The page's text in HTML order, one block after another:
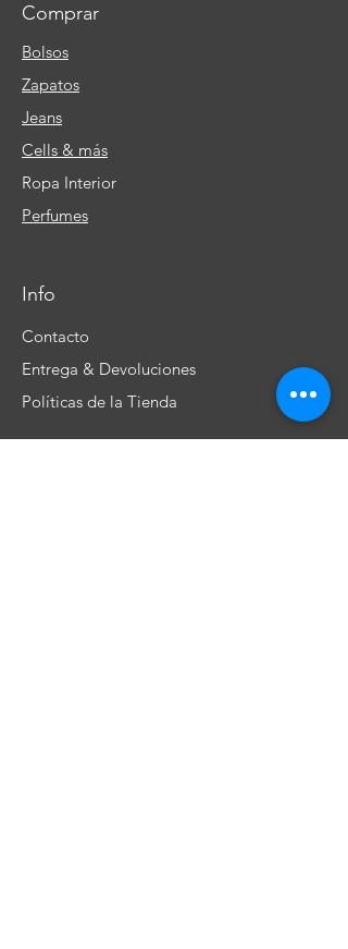
Comprar
Bolsos
Zapatos
Jeans
Cells & más
Ropa Interior
Perfumes
Info
Contacto
Entrega & Devoluciones
Políticas de la Tienda